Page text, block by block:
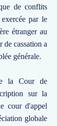
de conflits
par le
étranger au
de cassation a
générale.
la Cour de
sur la
cour d'appel
globale